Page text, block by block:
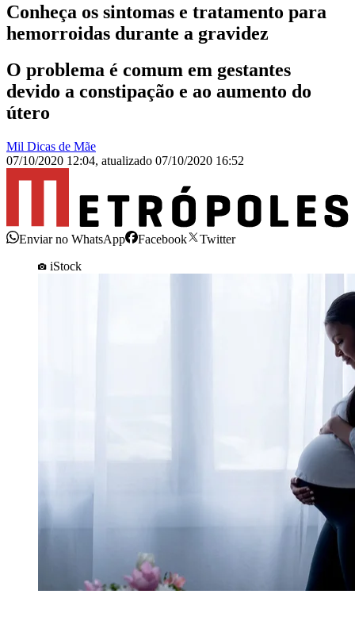
Conheça os sintomas e tratamento para
hemorroidas durante a gravidez
O problema é comum em gestantes
devido a constipação e ao aumento do
útero
Mil Dicas de Mãe
07/10/2020 12:04, atualizado 07/10/2020 16:52
Enviar no WhatsApp Facebook
Twitter
iStock